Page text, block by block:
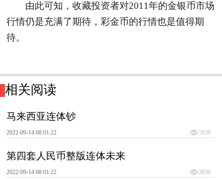
由此可知，收藏投资者对2011年的金银币市场
行情仍是充满了期待，彩金币的行情也是值得期
待。
相关阅读
马来西亚连体钞
2022-09-14 08:01:22 5039
第四套人民币整版连体未来
2022-09-14 08:01:22 3830